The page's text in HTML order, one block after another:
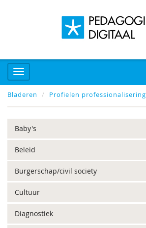
Bladeren Profielen professionalisering
Baby's
Beleid
Burgerschap/civil society
Cultuur
Diagnostiek